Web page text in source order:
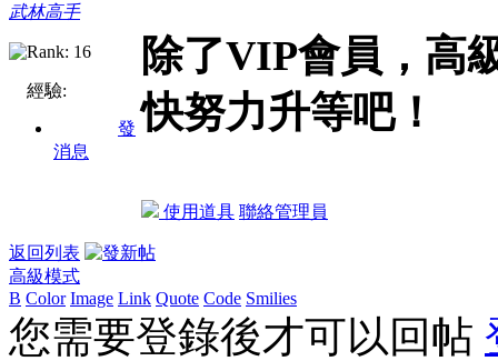
武林高手
經驗:
發
消息
除了VIP會員，高
快努力升等吧！
使用道具 聯絡管理員
返回列表
高級模式
B Color Image Link Quote Code Smilies
您需要登錄後才可以回帖